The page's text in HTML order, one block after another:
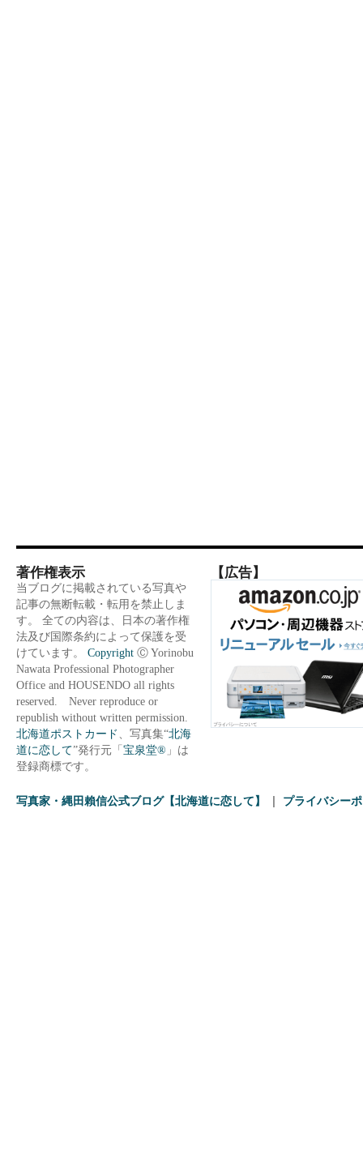
著作権表示
当ブログに掲載されている写真や
記事の無断転載・転用を禁止しま
す。 全ての内容は、日本の著作権
法及び国際条約によって保護を受
けています。 Copyright Ⓒ Yorinobu
Nawata Professional Photographer
Office and HOUSENDO all rights
reserved. Never reproduce or
republish without written permission.
北海道ポストカード
、写真集“北海
道に恋して”発行元「 宝泉堂® 」は
登録商標です。
【広告】
写真家・縄田賴信公式ブログ【北海道に恋して】 プライバシー